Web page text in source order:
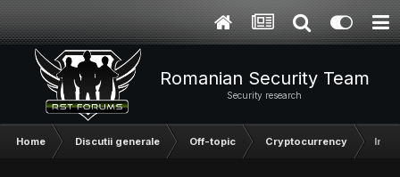
Romanian Security Team
Security research
Home Discutii generale Off-topic Cryptocurrency